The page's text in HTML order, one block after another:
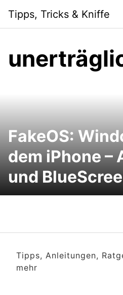
content
Tipps, Tricks & Kniffe
FakeOS:
dem iPhone –
und
Tipps, Anleitungen,
mehr